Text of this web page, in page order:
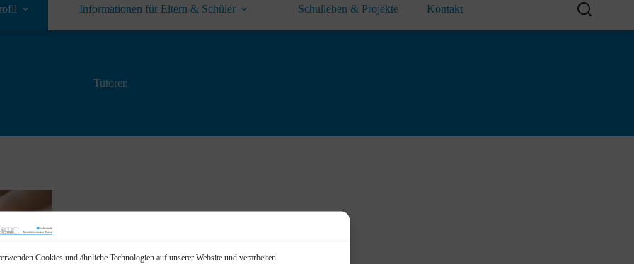
Cookies und ähnliche Technologien auf unserer Website und verarbeiten
Informationen für Eltern & Schüler Schulleben & Projekte Kontakt
Tutoren